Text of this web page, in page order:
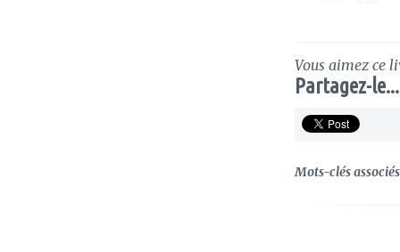
Vous aimez ce
Partagez-le...
Mots-clés